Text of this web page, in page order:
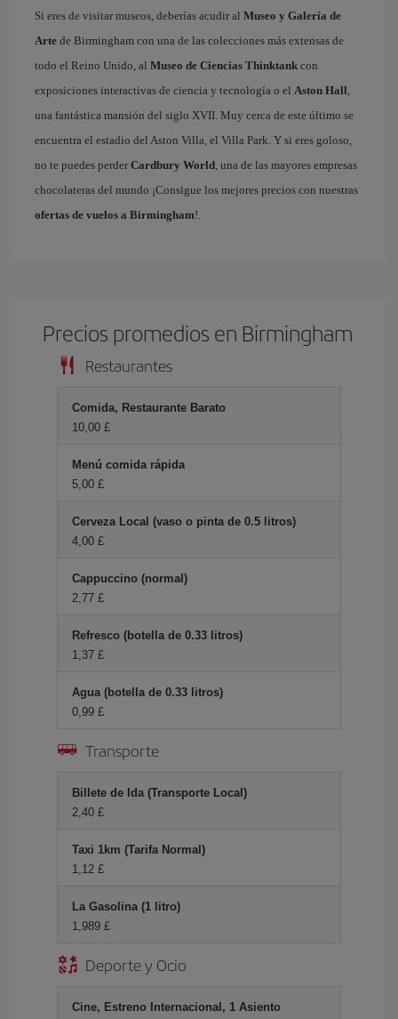
Si eres de visitar museos, deberías acudir al Museo y Galería de
Arte de Birmingham con una de las colecciones más extensas de
todo el Reino Unido, al Museo de Ciencias Thinktank con
exposiciones interactivas de ciencia y tecnología o el Aston Hall,
una fantástica mansión del siglo XVII. Muy cerca de este último se
encuentra el estadio del Aston Villa, el Villa Park. Y si eres goloso,
no te puedes perder Cardbury World, una de las mayores empresas
chocolateras del mundo ¡Consigue los mejores precios con nuestras
ofertas de vuelos a Birmingham!.
Precios promedios en Birmingham
Restaurantes
Comida, Restaurante Barato
10,00 £
Menú comida rápida
5,00 £
Cerveza Local (vaso o pinta de 0.5 litros)
4,00 £
Cappuccino (normal)
2,77 £
Refresco (botella de 0.33 litros)
1,37 £
Agua (botella de 0.33 litros)
0,99 £
Transporte
Billete de Ida (Transporte Local)
2,40 £
Taxi 1km (Tarifa Normal)
1,12 £
La Gasolina (1 litro)
1,989 £
Deporte y Ocio
Cine, Estreno Internacional, 1 Asiento